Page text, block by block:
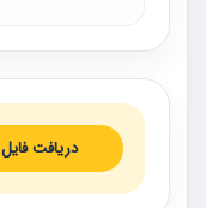
دریافت فایل